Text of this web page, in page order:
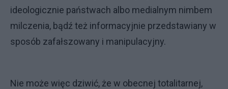
ideologicznie państwach albo medialnym nimbem
milczenia, bądź też informacyjnie przedstawiany w
sposób zafałszowany i manipulacyjny.
Nie może więc dziwić, że w obecnej totalitarnej,